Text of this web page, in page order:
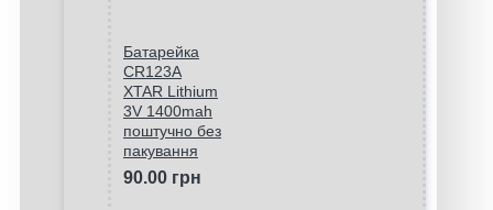
Батарейка
CR123A
XTAR Lithium
3V 1400mah
поштучно без
пакування
90.00 грн